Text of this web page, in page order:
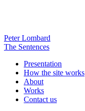
Peter Lombard
The Sentences
Presentation
How the site works
About
Works
Contact us